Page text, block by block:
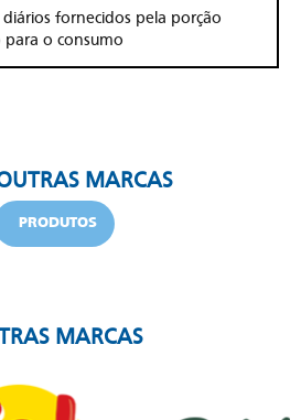
fornecidos pela porção
o consumo
MARCAS
PRODUTOS
MARCAS